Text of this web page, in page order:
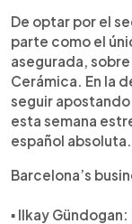
De optar por el
parte como el
asegurada,
Cerámica. En la
seguir apostando
esta semana
español absoluta.
Barcelona’s
▪️ Ilkay Gündogan: